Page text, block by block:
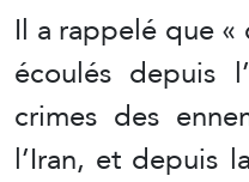
Il a rappelé que
écoulés depuis
crimes des
l’Iran, et depuis